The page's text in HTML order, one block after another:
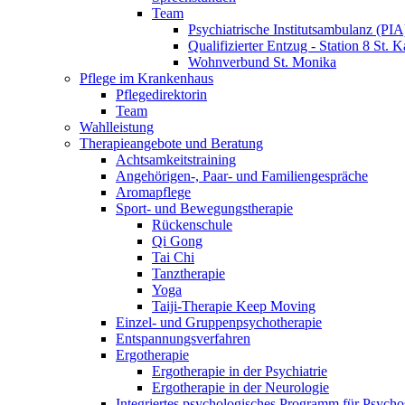
Team
Psychiatrische Institutsambulanz
Qualifizierter Entzug - Station 8 St.
Wohnverbund St. Monika
Pflege im Krankenhaus
Pflegedirektorin
Team
Wahlleistung
Therapieangebote und Beratung
Achtsamkeitstraining
Angehörigen-, Paar- und Familiengespräche
Aromapflege
Sport- und Bewegungstherapie
Rückenschule
Qi Gong
Tai Chi
Tanztherapie
Yoga
Taiji-Therapie Keep Moving
Einzel- und Gruppenpsychotherapie
Entspannungsverfahren
Ergotherapie
Ergotherapie in der Psychiatrie
Ergotherapie in der Neurologie